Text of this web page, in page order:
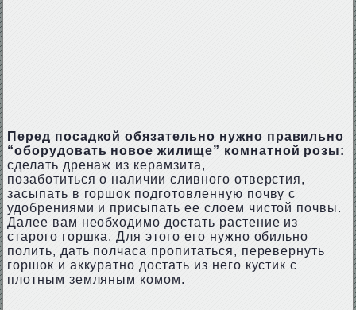
Перед посадкой обязательно нужно правильно
“оборудовать новое жилище” комнатной розы:
сделать дренаж из керамзита,
позаботиться о наличии сливного отверстия,
засыпать в горшок подготовленную почву с
удобрениями и присыпать ее слоем чистой почвы.
Далее вам необходимо достать растение из
старого горшка. Для этого его нужно обильно
полить, дать полчаса пропитаться, перевернуть
горшок и аккуратно достать из него кустик с
плотным земляным комом.